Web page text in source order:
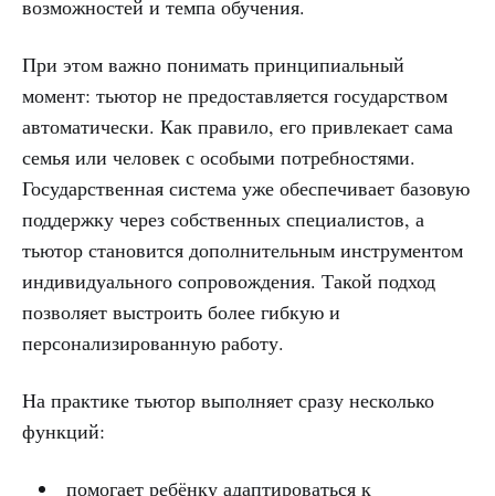
возможностей и темпа обучения.
При этом важно понимать принципиальный
момент: тьютор не предоставляется государством
автоматически. Как правило, его привлекает сама
семья или человек с особыми потребностями.
Государственная система уже обеспечивает базовую
поддержку через собственных специалистов, а
тьютор становится дополнительным инструментом
индивидуального сопровождения. Такой подход
позволяет выстроить более гибкую и
персонализированную работу.
На практике тьютор выполняет сразу несколько
функций:
помогает ребёнку адаптироваться к